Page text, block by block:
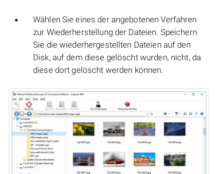
Wählen Sie eines der angebotenen Verfahren
zur Wiederherstellung der Dateien. Speichern
Sie die wiederhergestellten Dateien auf den
Disk, auf dem diese gelöscht wurden, nicht, da
diese dort gelöscht werden können.